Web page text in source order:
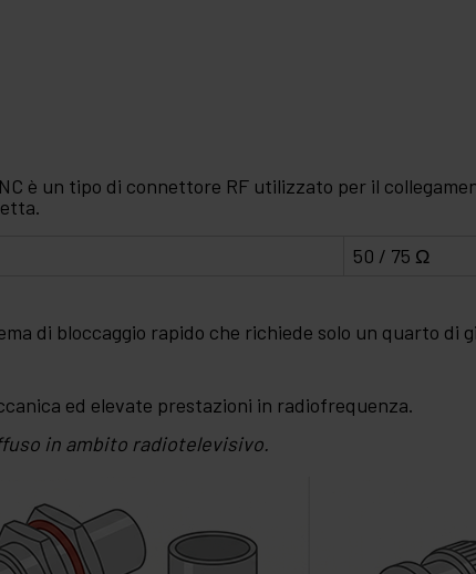
è un tipo di connettore RF utilizzato per il
50 / 75 Ω
di bloccaggio rapido che richiede solo un quarto di
ed elevate prestazioni in radiofrequenza.
in ambito radiotelevisivo.